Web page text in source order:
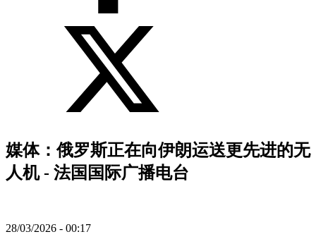
媒体：俄罗斯正在向伊朗运送更先进的无
人机 - 法国国际广播电台
28/03/2026 - 00:17